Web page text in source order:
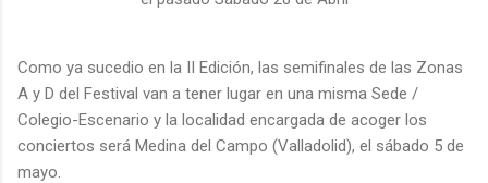
Como ya sucedio en la II Edición, las semifinales de las Zonas
A y D del Festival van a tener lugar en una misma Sede /
Colegio-Escenario y la localidad encargada de acoger los
conciertos será Medina del Campo (Valladolid), el sábado 5 de
mayo.